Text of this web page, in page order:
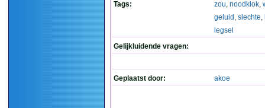
Tags:
zou, noodklok,
geluid , slechte,
legsel
Gelijkluidende vragen:
Geplaatst door: akoe